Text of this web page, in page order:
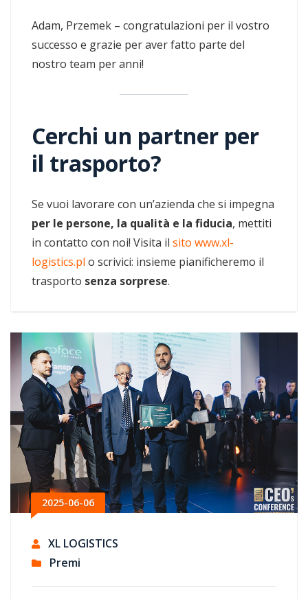
Adam, Przemek – congratulazioni per il vostro
successo e grazie per aver fatto parte del
nostro team per anni!
Cerchi un partner per
il trasporto?
Se vuoi lavorare con un’azienda che si impegna
per le persone, la qualità e la fiducia, mettiti
in contatto con noi! Visita il sito www.xl-
logistics.pl o scrivici: insieme pianificheremo il
trasporto senza sorprese.
2025-06-06
XL LOGISTICS
Premi